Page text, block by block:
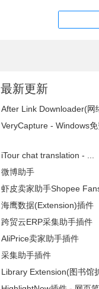
最新更新
After Link Downloader(网
VeryCapture - Windows
iTour chat translation - ...
微博助手
虾皮卖家助手Shopee
海鹰数据(Extension)插件
跨贸云ERP采集助手插件
AliPrice卖家助手插件
采集助手插件
Library Extension(图书馆